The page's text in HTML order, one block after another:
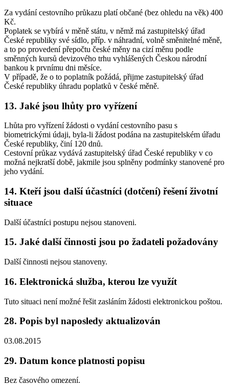
Za vydání cestovního průkazu platí občané (bez ohledu na věk) 400
Kč.
Poplatek se vybírá v měně státu, v němž má zastupitelský úřad
České republiky své sídlo, příp. v náhradní, volně směnitelné měně,
a to po provedení přepočtu české měny na cizí měnu podle
směnných kursů devizového trhu vyhlášených Českou národní
bankou k prvnímu dni měsíce.
V případě, že o to poplatník požádá, přijme zastupitelský úřad
České republiky úhradu poplatků v české měně.
13. Jaké jsou lhůty pro vyřízení
Lhůta pro vyřízení žádosti o vydání cestovního pasu s
biometrickými údaji, byla-li žádost podána na zastupitelském úřadu
České republiky, činí 120 dnů.
Cestovní průkaz vydává zastupitelský úřad České republiky v co
možná nejkratší době, jakmile jsou splněny podmínky stanovené pro
jeho vydání.
14. Kteří jsou další účastníci (dotčení) řešení životní
situace
Další účastníci postupu nejsou stanoveni.
15. Jaké další činnosti jsou po žadateli požadovány
Další činnosti nejsou stanoveny.
16. Elektronická služba, kterou lze využít
Tuto situaci není možné řešit zasláním žádosti elektronickou poštou.
28. Popis byl naposledy aktualizován
03.08.2015
29. Datum konce platnosti popisu
Bez časového omezení.